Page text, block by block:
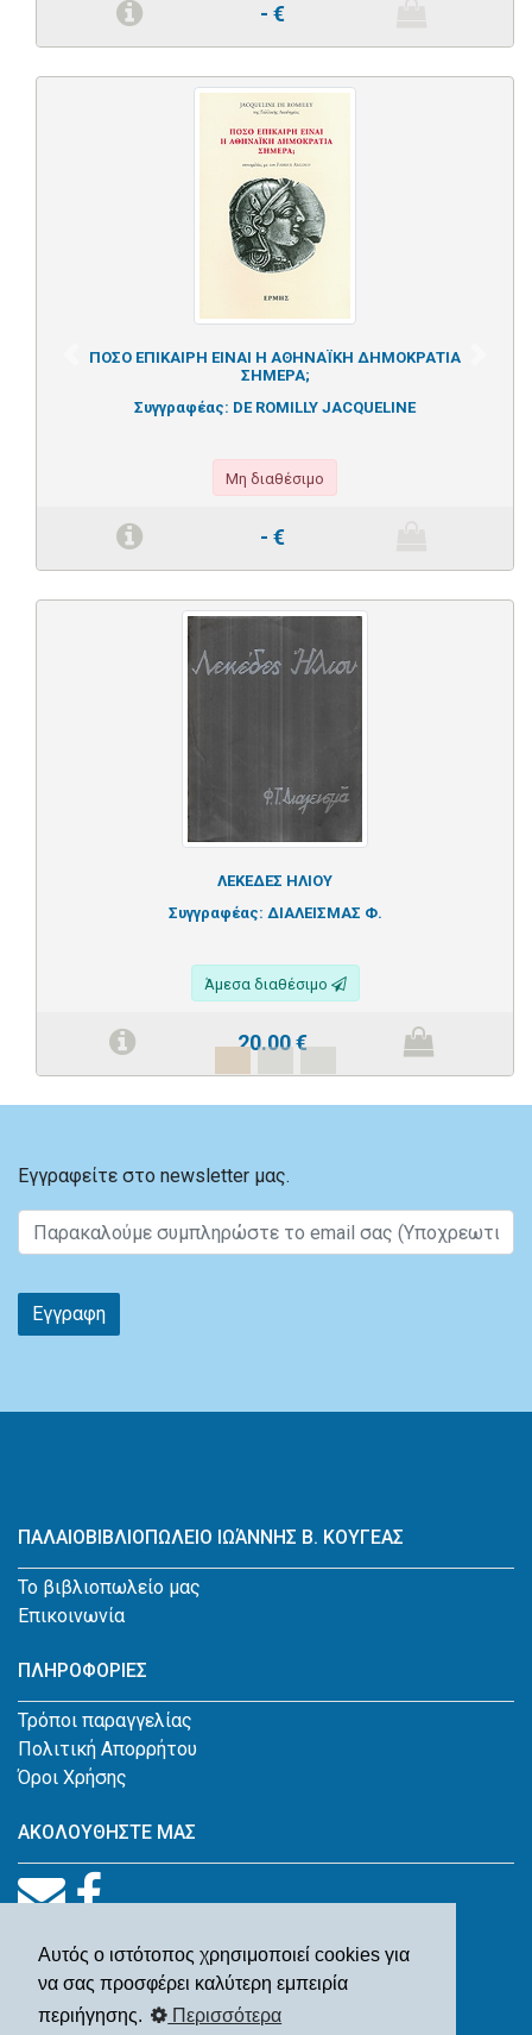
Αυτός ο ιστότοπος χρησιμοποιεί cookies για
να σας προσφέρει καλύτερη εμπειρία
περιήγησης.
Περισσότερα
- €
ΠΟΣΟ ΕΠΙΚΑΙΡΗ ΕΙΝΑΙ Η ΑΘΗΝΑΪΚΗ ΔΗΜΟΚΡΑΤΙΑ
ΣΗΜΕΡΑ;
Συγγραφέας: DE ROMILLY JACQUELINE
Μη διαθέσιμο
- €
ΛΕΚΕΔΕΣ ΗΛΙΟΥ
Συγγραφέας: ΔΙΑΛΕΙΣΜΑΣ Φ.
Άμεσα διαθέσιμο
20.00€
Previous
Εγγραφείτε στο newsletter μας.
Εγγραφη
ΠΑΛΑΙΟΒΙΒΛΙΟΠΩΛΕΙΟ ΙΩΆΝΝΗΣ Β. ΚΟΥΓΕΑΣ
Το βιβλιοπωλείο μας
Επικοινωνία
ΠΛΗΡΟΦΟΡΙΕΣ
Τρόποι παραγγελίας
Πολιτική Απορρήτου
Όροι Χρήσης
ΑΚΟΛΟΥΘΗΣΤΕ ΜΑΣ